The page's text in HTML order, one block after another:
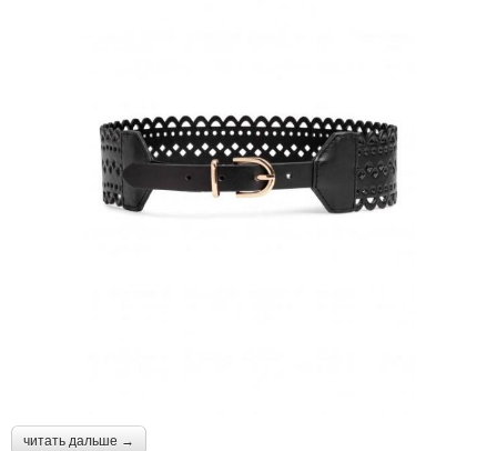
читать дальше →